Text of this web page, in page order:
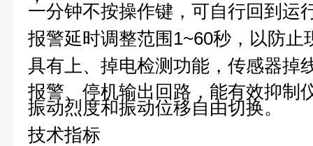
一分钟不按操作键，可自行回到运
报警延时调整范围1~60秒，以防止
具有上、掉电检测功能，传感器掉
报警、停机输出回路，能有效抑制
振动烈度和振动位移自由切换。
技术指标